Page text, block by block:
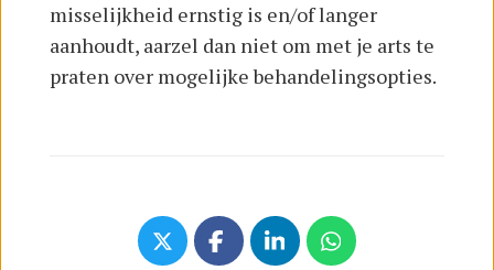
misselijkheid ernstig is en/of langer
aanhoudt, aarzel dan niet om met je arts te
praten over mogelijke behandelingsopties.